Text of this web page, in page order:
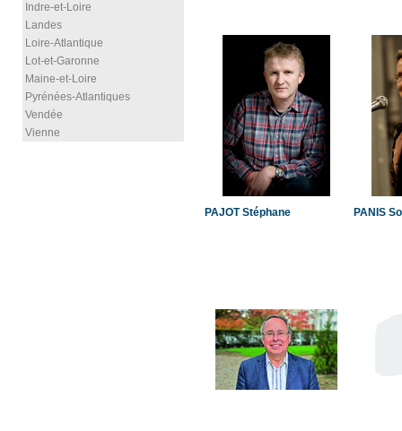
Indre-et-Loire
Landes
Loire-Atlantique
Lot-et-Garonne
Maine-et-Loire
Pyrénées-Atlantiques
Vendée
Vienne
PAJOT Stéphane PANIS